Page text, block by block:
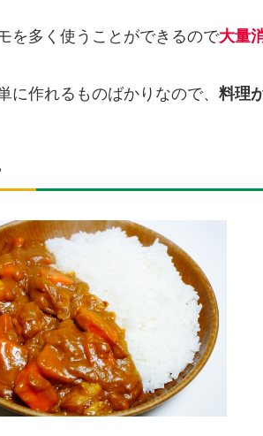
を多く使うことができるので大量
に作れるものばかりなので、 料理